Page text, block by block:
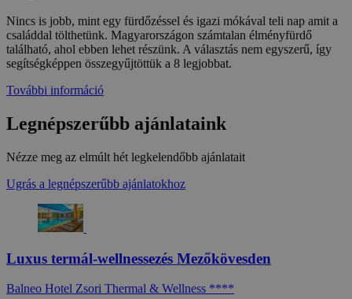
Nincs is jobb, mint egy fürdőzéssel és igazi mókával teli nap amit a
családdal tölthetünk. Magyarországon számtalan élményfürdő
található, ahol ebben lehet részünk. A választás nem egyszerű, így
segítségképpen összegyűjtöttük a 8 legjobbat.
További információ
Legnépszerűbb ajánlataink
Nézze meg az elmúlt hét legkelendőbb ajánlatait
Ugrás a legnépszerűbb ajánlatokhoz
Luxus termál-wellnessezés Mezőkövesden
Balneo Hotel Zsori Thermal & Wellness ****